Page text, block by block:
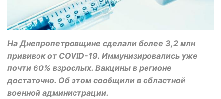
На Днепропетровщине сделали более 3,2 млн
прививок от COVID-19. Иммунизировались уже
почти 60% взрослых. Вакцины в регионе
достаточно. Об этом сообщили в областной
военной администрации.